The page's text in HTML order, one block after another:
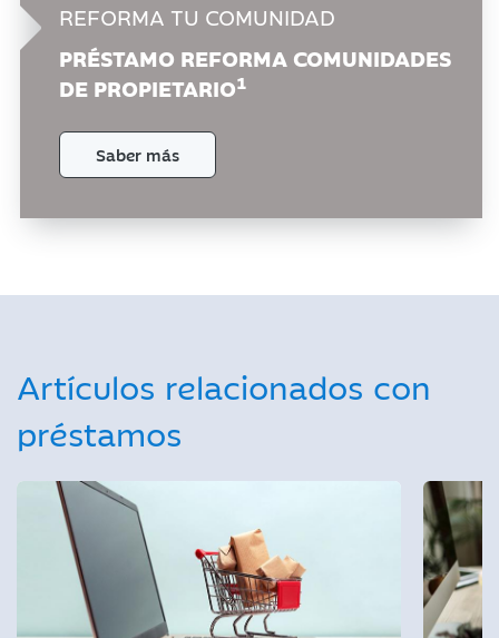
REFORMA TU COMUNIDAD
PRÉSTAMO REFORMA COMUNIDADES
DE PROPIETARIO1
Saber más
Artículos relacionados con
préstamos